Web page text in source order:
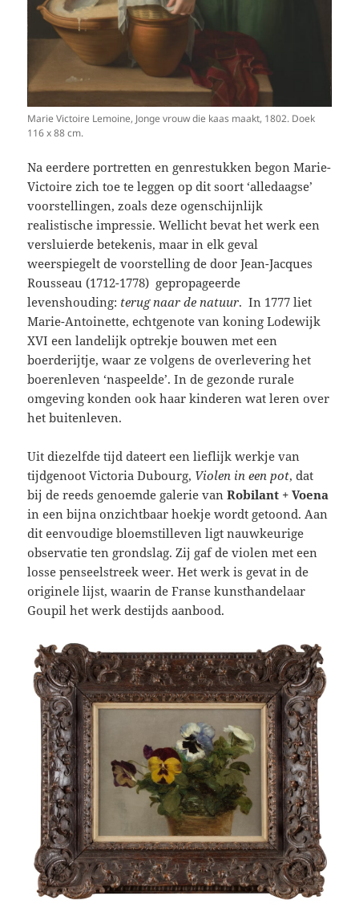
Marie Victoire Lemoine, Jonge vrouw die kaas maakt, 1802. Doek
116 x 88 cm.
Na eerdere portretten en genrestukken begon Marie-
Victoire zich toe te leggen op dit soort ‘alledaagse’
voorstellingen, zoals deze ogenschijnlijk
realistische impressie. Wellicht bevat het werk een
versluierde betekenis, maar in elk geval
weerspiegelt de voorstelling de door Jean-Jacques
Rousseau (1712-1778) gepropageerde
levenshouding: terug naar de natuur. In 1777 liet
Marie-Antoinette, echtgenote van koning Lodewijk
XVI een landelijk optrekje bouwen met een
boerderijtje, waar ze volgens de overlevering het
boerenleven ‘naspeelde’. In de gezonde rurale
omgeving konden ook haar kinderen wat leren over
het buitenleven.
Uit diezelfde tijd dateert een lieflijk werkje van
tijdgenoot Victoria Dubourg, Violen in een pot, dat
bij de reeds genoemde galerie vanRobilant + Voena
in een bijna onzichtbaar hoekje wordt getoond. Aan
dit eenvoudige bloemstilleven ligt nauwkeurige
observatie ten grondslag. Zij gaf de violen met een
losse penseelstreek weer. Het werk is gevat in de
originele lijst, waarin de Franse kunsthandelaar
Goupil het werk destijds aanbood.